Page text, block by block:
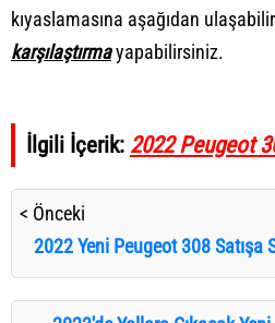
kıyaslamasına aşağıdan
karşılaştırmayapabilirsiniz.
İlgili İçerik: 2022 Peugeot
< Önceki
2022 Yeni Peugeot 308